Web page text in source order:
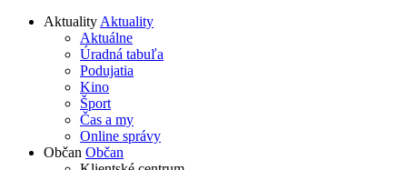
AktualityAktuality
Aktuálne
Úradná tabuľa
Podujatia
Kino
Šport
Čas a my
Online správy
Občan Občan